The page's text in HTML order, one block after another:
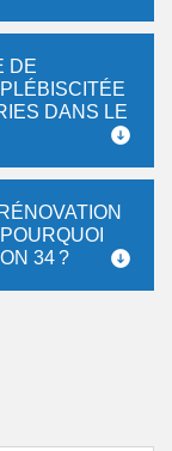
DE
DANS LE
34 ?